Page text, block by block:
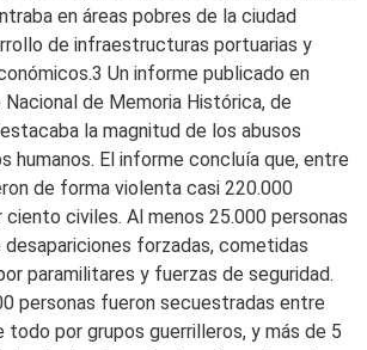
en áreas pobres de la ciudad
de infraestructuras portuarias y
Un informe publicado en
de Memoria Histórica, de
la magnitud de los abusos
humanos. El informe concluía que, entre
de forma violenta casi 220.000
ciento civiles. Al menos 25.000 personas
forzadas, cometidas
paramilitares y fuerzas de seguridad.
personas fueron secuestradas entre
todo por grupos guerrilleros, y más de 5